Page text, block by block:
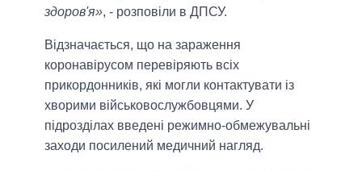
здоров'я», - розповіли в ДПСУ.
Відзначається, що на зараження
коронавірусом перевіряють всіх
прикордонників, які могли контактувати із
хворими військовослужбовцями. У
підрозділах введені режимно-обмежувальні
заходи посилений медичний нагляд.